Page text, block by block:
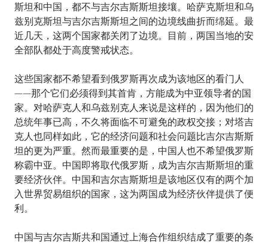
斯坦和中国，都不与吉尔吉斯斯坦接壤。哈萨克斯坦和乌
兹别克斯坦与吉尔吉斯斯坦之间的边境线曲折而绵延。最
近几天，这两个国家都关闭了边境。目前，两国当地的安
全部队都处于高度警戒状态。
这些国家都不希望看到俄罗斯再次成为该地区的看门人
——那个它们必须得到其首肯，方能成为中亚领导者的国
家。对哈萨克人和乌兹别克人来说是这样的，因为他们的
总统年事已高，不久将面临不可避免的政权交接；对塔吉
克人也同样如此，它的经济问题和社会问题比吉尔吉斯斯
坦的更为严重。然而最重要的是，中国人也不希望俄罗斯
称霸中亚。中国即将取代俄罗斯，成为吉尔吉斯斯坦的重
要经济伙伴。中国和吉尔吉斯斯坦是该地区仅有的两个加
入世界贸易组织的国家，这为两国成为经济伙伴提供了便
利。
中国与吉尔吉斯共和国通过上海合作组织结成了重要的条